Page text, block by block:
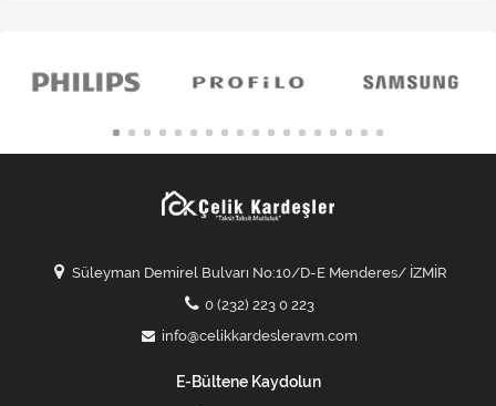
Süleyman Demirel Bulvarı No:10/D-E Menderes/ İZMİR
0 (232) 223 0 223
info@celikkardesleravm.com
E-Bültene Kaydolun